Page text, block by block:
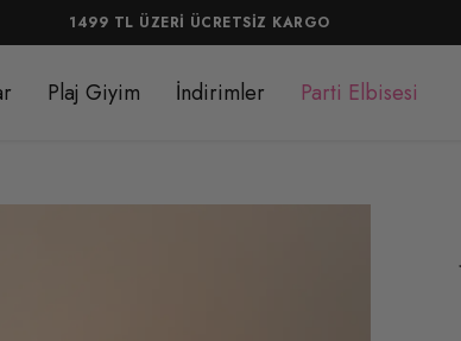
1499 TL ÜZERİ ÜCRETSİZ KARGO
Plaj Giyim İndirimler Parti Elbisesi